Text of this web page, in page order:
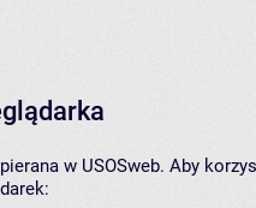
w USOSweb. Aby